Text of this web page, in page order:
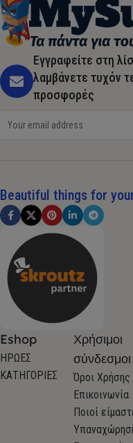
Εγγραφείτε στη
λαμβάνετε τυχόν
προσφορές
Beautiful things for
Eshop
ΗΡΩΕΣ
ΚΑΤΗΓΟΡΙΕΣ
Χρήσιμοι
σύνδεσμοι
Όροι Χρήσης
Επικοινωνία
Ποιοί